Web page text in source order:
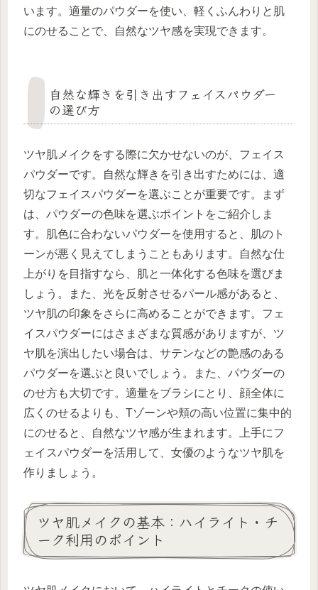
います。適量のパウダーを使い、軽くふんわりと肌
にのせることで、自然なツヤ感を実現できます。
自然な輝きを引き出すフェイスパウダー
の選び方
ツヤ肌メイクをする際に欠かせないのが、フェイス
パウダーです。自然な輝きを引き出すためには、適
切なフェイスパウダーを選ぶことが重要です。まず
は、パウダーの色味を選ぶポイントをご紹介しま
す。肌色に合わないパウダーを使用すると、肌のト
ーンが悪く見えてしまうこともあります。自然な仕
上がりを目指すなら、肌と一体化する色味を選びま
しょう。また、光を反射させるパール感があると、
ツヤ肌の印象をさらに高めることができます。フェ
イスパウダーにはさまざまな質感がありますが、ツ
ヤ肌を演出したい場合は、サテンなどの艶感のある
パウダーを選ぶと良いでしょう。また、パウダーの
のせ方も大切です。適量をブラシにとり、顔全体に
広くのせるよりも、Tゾーンや頬の高い位置に集中的
にのせると、自然なツヤ感が生まれます。上手にフ
ェイスパウダーを活用して、女優のようなツヤ肌を
作りましょう。
ツヤ肌メイクの基本：ハイライト・チ
ーク利用のポイント